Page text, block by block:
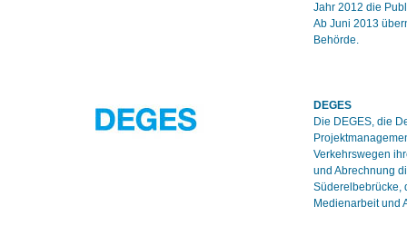
Jahr 2012 die
Ab Juni 2013
Behörde.
DEGES
Die DEGES, die
Verkehrswegen
und Abrechnung
Süderelbebrücke,
Medienarbeit und